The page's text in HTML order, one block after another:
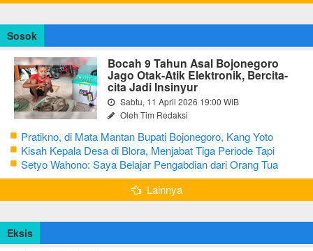
Sosok
Bocah 9 Tahun Asal Bojonegoro
Jago Otak-Atik Elektronik, Bercita-
cita Jadi Insinyur
Sabtu, 11 April 2026 19:00 WIB
Oleh Tim Redaksi
Pratikno, di Mata Mantan Bupati Bojonegoro, Kang Yoto
Kisah Kepala Desa di Blora, Menjabat Tiga Periode Tapi
Masih Hidup Sederhana
Setyo Wahono: Saya Belajar Pengabdian dari Orang Tua
Lainnya
Eksis